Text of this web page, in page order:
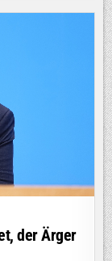
der Ärger